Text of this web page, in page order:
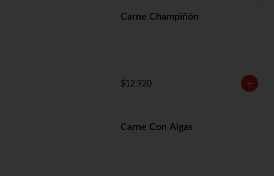
Carne Champiñón
$12.920
Carne Con Algas